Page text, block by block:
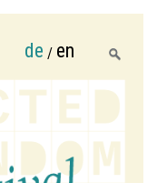
de / en